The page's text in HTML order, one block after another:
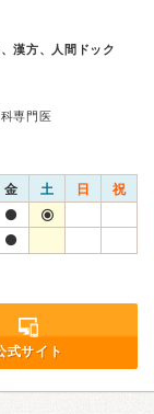
漢方、人間ドック
専門医
金 土 日 祝
式サイト